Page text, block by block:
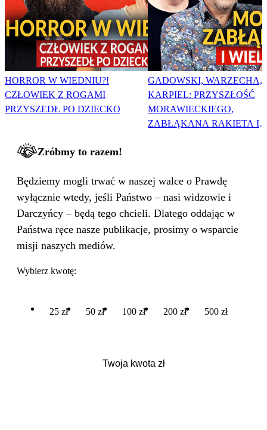
HORROR W WIEDNIU?!
CZŁOWIEK Z ROGAMI
PRZYSZEDŁ PO DZIECKO
GADOWSKI, WARZECHA,
KARPIEL: PRZYSZŁOŚĆ
MORAWIECKIEGO,
ZABŁĄKANA RAKIETA I
Zróbmy to razem!
Będziemy mogli trwać w naszej walce o Prawdę
wyłącznie wtedy, jeśli Państwo – nasi widzowie i
Darczyńcy – będą tego chcieli. Dlatego oddając w
Państwa ręce nasze publikacje, prosimy o wsparcie
misji naszych mediów.
Wybierz kwotę:
25 zł 50 zł 100 zł 200 zł 500 zł